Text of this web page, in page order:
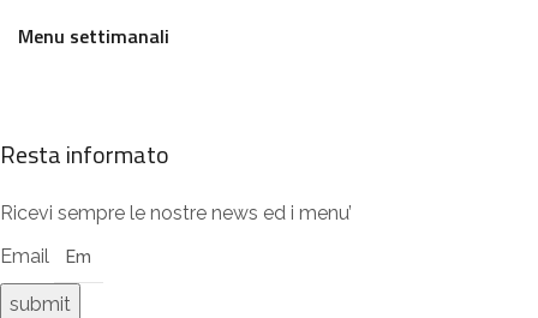
Menu settimanali
Resta informato
Ricevi sempre le nostre news ed i menu’
Email
submit